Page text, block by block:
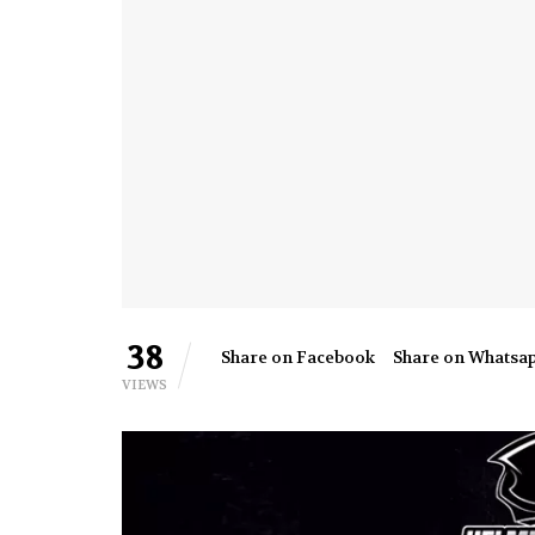
38
VIEWS
Share on Facebook Share on